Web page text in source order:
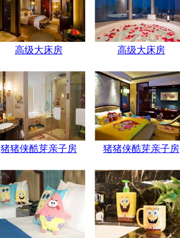
高级大床房 高级大床房
猪猪侠酷芽亲子房 猪猪侠酷芽亲子房